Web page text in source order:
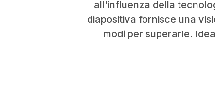
all'influenza della
diapositiva fornisce una
modi per superarle.